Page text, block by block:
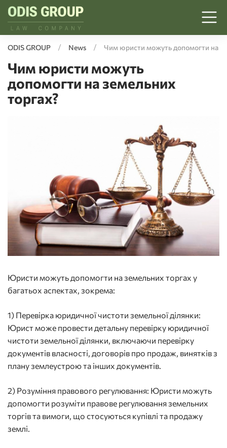
ODIS GROUP News Чим юристи можуть допомогти на
Чим юристи можуть
допомогти на земельних
торгах?
Юристи можуть допомогти на земельних торгах у
багатьох аспектах, зокрема:
1) Перевірка юридичної чистоти земельної ділянки:
Юрист може провести детальну перевірку юридичної
чистоти земельної ділянки, включаючи перевірку
документів власності, договорів про продаж, винятків з
плану землеустрою та інших документів.
2) Розуміння правового регулювання: Юристи можуть
допомогти розуміти правове регулювання земельних
торгів та вимоги, що стосуються купівлі та продажу
землі.